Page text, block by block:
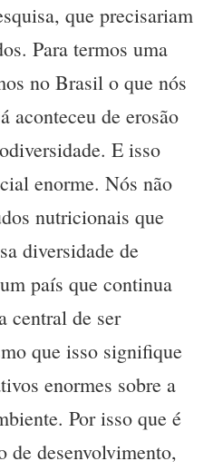
que precisariam
Para termos uma
no Brasil o que nós
aconteceu de erosão
E isso
enorme. Nós não
nutricionais que
diversidade de
país que continua
central de ser
que isso signifique
enormes sobre a
Por isso que é
de desenvolvimento,